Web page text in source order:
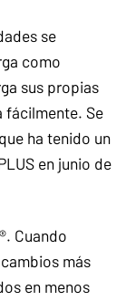
se
como
sus propias
fácilmente. Se
ha tenido un
en junio de
Cuando
más
en menos